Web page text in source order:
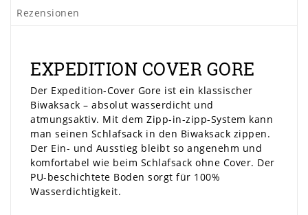
Rezensionen
EXPEDITION COVER GORE
Der Expedition-Cover Gore ist ein klassischer
Biwaksack – absolut wasserdicht und
atmungsaktiv. Mit dem Zipp-in-zipp-System kann
man seinen Schlafsack in den Biwaksack zippen.
Der Ein- und Ausstieg bleibt so angenehm und
komfortabel wie beim Schlafsack ohne Cover. Der
PU-beschichtete Boden sorgt für 100%
Wasserdichtigkeit.